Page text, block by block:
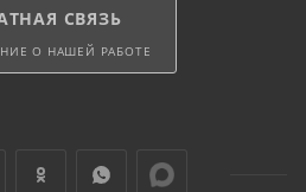
СВЯЗЬ
О НАШЕЙ РАБОТЕ